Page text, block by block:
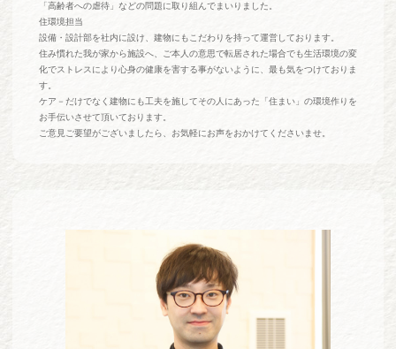
「高齢者への虐待」などの問題に取り組んでまいりました。
住環境担当
設備・設計部を社内に設け、建物にもこだわりを持って運営しております。
住み慣れた我が家から施設へ、ご本人の意思で転居された場合でも生活環境の変
化でストレスにより心身の健康を害する事がないように、最も気をつけておりま
す。
ケア－だけでなく建物にも工夫を施してその人にあった「住まい」の環境作りを
お手伝いさせて頂いております。
ご意見ご要望がございましたら、お気軽にお声をおかけてくださいませ。